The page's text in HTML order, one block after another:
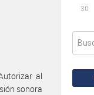
30
al
sonora